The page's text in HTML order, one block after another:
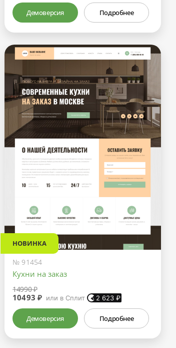
Демоверсия Подробнее
НОВИНКА
№ 91454
Кухни на заказ
14990 ₽
10493 ₽ или в Сплит 2 623 ₽
Демоверсия Подробнее